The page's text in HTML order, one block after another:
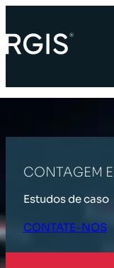
CONTAGEM
Estudos de caso
CONTATE-NOS